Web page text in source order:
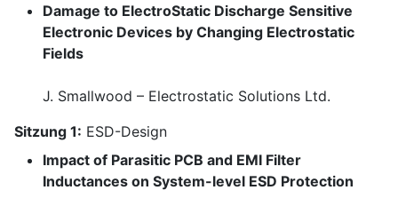
Damage to ElectroStatic Discharge Sensitive
Electronic Devices by Changing Electrostatic
Fields
J. Smallwood – Electrostatic Solutions Ltd.
Sitzung 1: ESD-Design
Impact of Parasitic PCB and EMI Filter
Inductances on System-level ESD Protection